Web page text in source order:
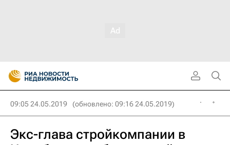
09:05 24.05.2019 (обновлено: 09:16 24.05.2019)
Экс-глава стройкомпании в